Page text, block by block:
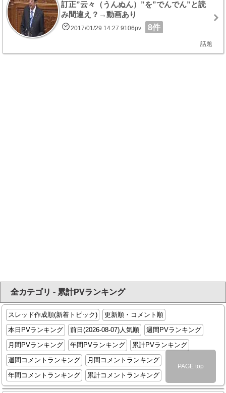
訂正”云々（うんぬん）”を”でんでん”と読
み間違え？→動画あり
2017/01/29 14:27 9106pv 8件
話題
全カテゴリ - 累計PVランキング
スレッド作成順(新着トピック)
更新順・コメント順
本日PVランキング
前日(2026-08-07)人気順
週間PVランキング
月間PVランキング
年間PVランキング
累計PVランキング
週間コメントランキング
月間コメントランキング
年間コメントランキング
累計コメントランキング
PAGE top